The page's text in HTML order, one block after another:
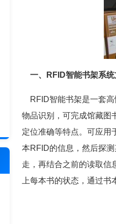
一、RFID智能书架系
RFID智能书架是一套高
物品识别，可完成馆藏图
定位准确等特点。可应用
本RFID的信息，然后探
走，再结合之前的读取信
上每本书的状态，通过